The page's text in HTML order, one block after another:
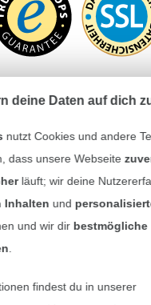
Bezahlen mit
deine Daten auf dich
nutzt Cookies und andere
dass unsere Webseite
läuft; wir deine
Inhalten und
und wir dir bestmögliche
findest du in unserer